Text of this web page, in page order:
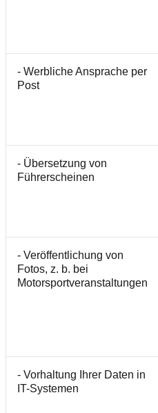
- Werbliche Ansprache per
Post
- Übersetzung von
Führerscheinen
- Veröffentlichung von
Fotos, z. b. bei
Motorsportveranstaltungen
- Vorhaltung Ihrer Daten in
IT-Systemen